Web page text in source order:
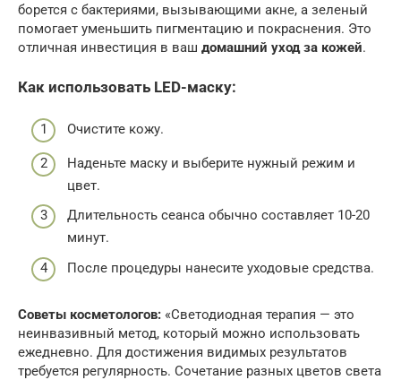
борется с бактериями, вызывающими акне, а зеленый
помогает уменьшить пигментацию и покраснения. Это
отличная инвестиция в ваш домашний уход за кожей.
Как использовать LED-маску:
Очистите кожу.
Наденьте маску и выберите нужный режим и
цвет.
Длительность сеанса обычно составляет 10-20
минут.
После процедуры нанесите уходовые средства.
Советы косметологов: «Светодиодная терапия — это
неинвазивный метод, который можно использовать
ежедневно. Для достижения видимых результатов
требуется регулярность. Сочетание разных цветов света